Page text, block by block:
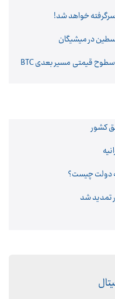
خواهد شد!
در میشیگان
قیمت بیت کوین در نقطه حساس؛ کدام سطوح قیمتی مسیر بعدی BTC
کشور
دولت چیست؟
تمدید شد